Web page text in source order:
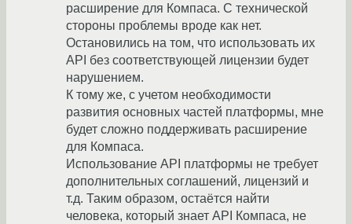
расширение для Компаса. С технической
стороны проблемы вроде как нет.
Остановились на том, что использовать их
API без соответствующей лицензии будет
нарушением.
К тому же, с учетом необходимости
развития основных частей платформы, мне
будет сложно поддерживать расширение
для Компаса.
Использование API платформы не требует
дополнительных соглашений, лицензий и
т.д. Таким образом, остаётся найти
человека, который знает API Компаса, не